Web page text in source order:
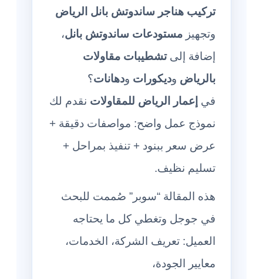
تركيب هناجر ساندوتش بانل الرياض
وتجهيز مستودعات ساندوتش بانل،
إضافة إلىتشطيبات مقاولات
بالرياض وديكورات ودهانات؟
في إعمار الرياض للمقاولات نقدم لك
نموذج عمل واضح: مواصفات دقيقة +
عرض سعر ببنود + تنفيذ بمراحل +
تسليم نظيف.
هذه المقالة “سوبر” صُممت للبحث
في جوجل وتغطي كل ما يحتاجه
العميل: تعريف الشركة، الخدمات،
معايير الجودة،